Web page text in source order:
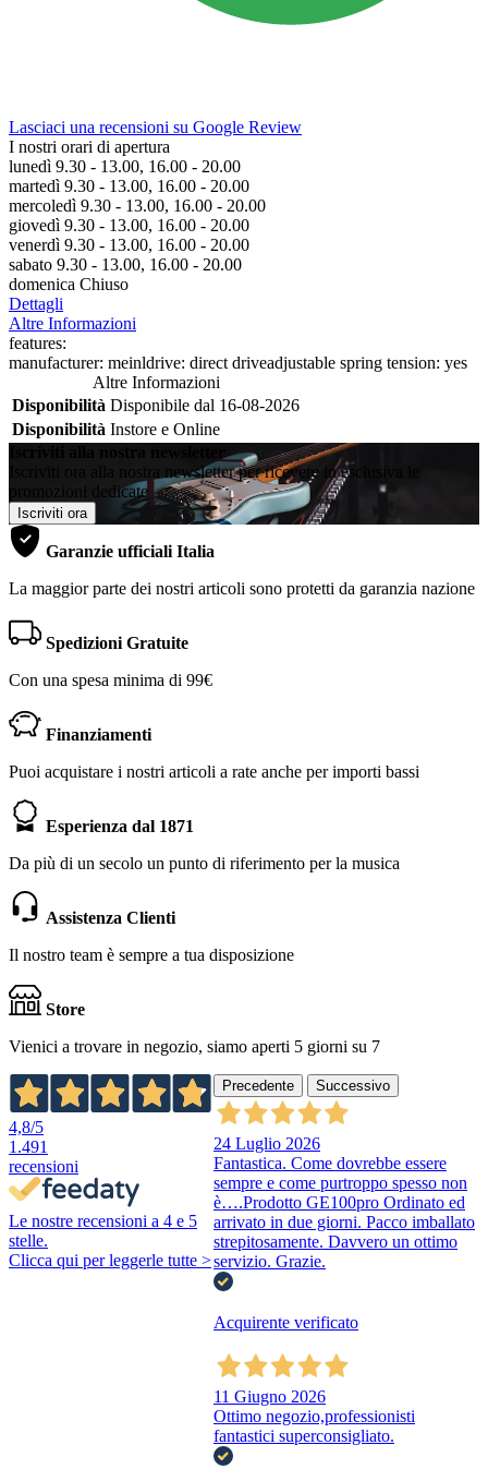
Lasciaci una recensioni su Google Review
I nostri orari di apertura
lunedì 9.30 - 13.00, 16.00 - 20.00
martedì 9.30 - 13.00, 16.00 - 20.00
mercoledì 9.30 - 13.00, 16.00 - 20.00
giovedì 9.30 - 13.00, 16.00 - 20.00
venerdì 9.30 - 13.00, 16.00 - 20.00
sabato 9.30 - 13.00, 16.00 - 20.00
domenica Chiuso
Dettagli
Altre Informazioni
features:
manufacturer: meinldrive: direct driveadjustable spring tension: yes
Altre Informazioni
Disponibilità Disponibile dal 16-08-2026
Disponibilità Instore e Online
Iscriviti alla nostra newsletter
Iscriviti ora alla nostra newsletter per ricevere in esclusiva le
promozioni dedicate
Iscriviti ora
Garanzie ufficiali Italia
La maggior parte dei nostri articoli sono protetti da garanzia nazione
Spedizioni Gratuite
Con una spesa minima di 99€
Finanziamenti
Puoi acquistare i nostri articoli a rate anche per importi bassi
Esperienza dal 1871
Da più di un secolo un punto di riferimento per la musica
Assistenza Clienti
Il nostro team è sempre a tua disposizione
Store
Vienici a trovare in negozio, siamo aperti 5 giorni su 7
4,8/5
1.491
recensioni
Le nostre recensioni a 4 e 5
stelle.
Clicca qui per leggerle tutte >
Precedente Successivo
24 Luglio 2026
Fantastica. Come dovrebbe essere
sempre e come purtroppo spesso non
è….Prodotto GE100pro Ordinato ed
arrivato in due giorni. Pacco imballato
strepitosamente. Davvero un ottimo
servizio. Grazie.
Acquirente verificato
11 Giugno 2026
Ottimo negozio,professionisti
fantastici superconsigliato.